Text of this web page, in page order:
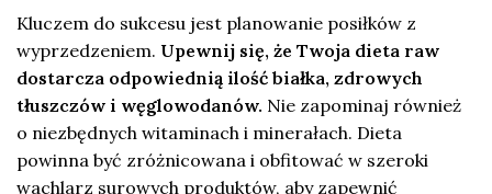
Kluczem do sukcesu jest planowanie posiłków z
wyprzedzeniem. Upewnij się, że Twoja dieta raw
dostarcza odpowiednią ilość białka, zdrowych
tłuszczów i węglowodanów. Nie zapominaj również
o niezbędnych witaminach i minerałach. Dieta
powinna być zróżnicowana i obfitować w szeroki
wachlarz surowych produktów, aby zapewnić